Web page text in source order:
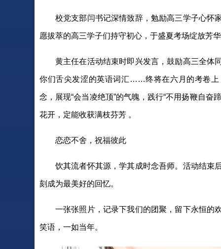
校党支部闫书记深情致辞，勉励高三学子心怀
愿拔萃的高三学子们持守初心，于盛夏考场绽放芳
黄主任在活动结束时即兴发言，鼓励高三全体
你们舌尖发涩的英语词汇……终将在六月的考卷上
念，展现“会当凌绝顶”的气魄，践行“不用扬鞭自
花开，定能收获满枝芬芳 。
恋恋不舍，祝福彼此
饮其流者怀其源，学其成时念吾师。活动结束
刻成为最美好的回忆。
一张张照片，记录下我们的团聚，留下永恒的
笑语，一如当年。